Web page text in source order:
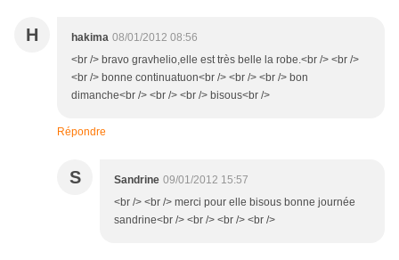
H hakima 08/01/2012 08:56
<br /> bravo gravhelio,elle est très belle la robe.<br /> <br />
<br /> bonne continuatuon<br /> <br /> <br /> bon
dimanche<br /> <br /> <br /> bisous<br />
Répondre
S Sandrine 09/01/2012 15:57
<br /> <br /> merci pour elle bisous bonne journée
sandrine<br /> <br /> <br /> <br />